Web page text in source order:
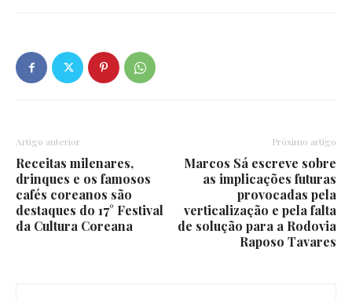
Artigo anterior
Receitas milenares,
drinques e os famosos
cafés coreanos são
destaques do 17° Festival
da Cultura Coreana
Próximo artigo
Marcos Sá escreve sobre
as implicações futuras
provocadas pela
verticalização e pela falta
de solução para a Rodovia
Raposo Tavares